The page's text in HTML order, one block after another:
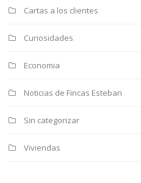
Cartas a los clientes
Curiosidades
Economia
Noticias de Fincas Esteban
Sin categorizar
Viviendas